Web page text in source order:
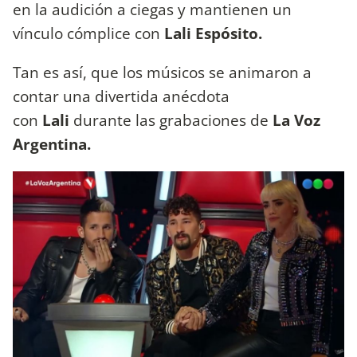
en la audición a ciegas y mantienen un
vínculo cómplice con Lali Espósito.
Tan es así, que los músicos se animaron a
contar una divertida anécdota
con Lali durante las grabaciones de La Voz
Argentina.